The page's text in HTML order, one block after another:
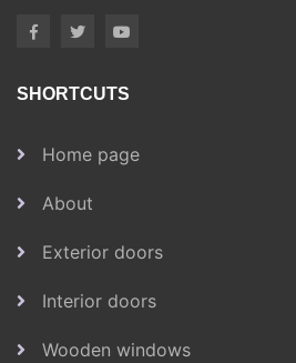
SHORTCUTS
Home page
About
Exterior doors
Interior doors
Wooden windows